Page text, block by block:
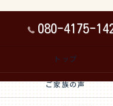
080-4175-
トップ
ご家族の声